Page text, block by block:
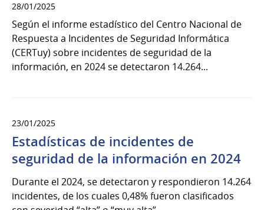
28/01/2025
Según el informe estadístico del Centro Nacional de
Respuesta a Incidentes de Seguridad Informática
(CERTuy) sobre incidentes de seguridad de la
información, en 2024 se detectaron 14.264...
23/01/2025
Estadísticas de incidentes de
seguridad de la información en 2024
Durante el 2024, se detectaron y respondieron 14.264
incidentes, de los cuales 0,48% fueron clasificados